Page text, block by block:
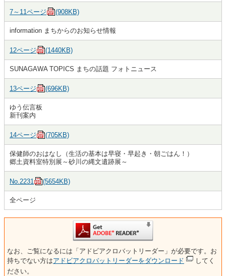
7～11ページ (908KB)
information まちからのお知らせ情報
12ページ (1440KB)
SUNAGAWA TOPICS まちの話題 フォトニュース
13ページ (696KB)
ゆう伝言板
新刊案内
14ページ (705KB)
保健師のおはなし（生活の基本は早寝・早起き・朝ごはん！）
郷土資料室特別展～砂川の縄文遺跡展～
No.2231 (5654KB)
全ページ
なお、ご覧になるには「アドビアクロバットリーダー」が必要です。お
持ちでない方はアドビアクロバットリーダーをダウンロード
してく
ださい。